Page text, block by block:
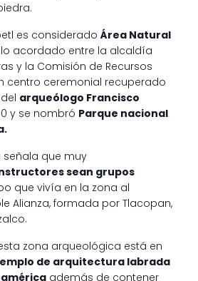
es considerado Área Natural
lo acordado entre la alcaldía
y la Comisión de Recursos
centro ceremonial recuperado
arqueólogo Francisco
y se nombró Parque nacional
señala que muy
sean grupos
que vivía en la zona al
Alianza, formada por Tlacopan,
zona arqueológica está en
de arquitectura labrada
además de contener